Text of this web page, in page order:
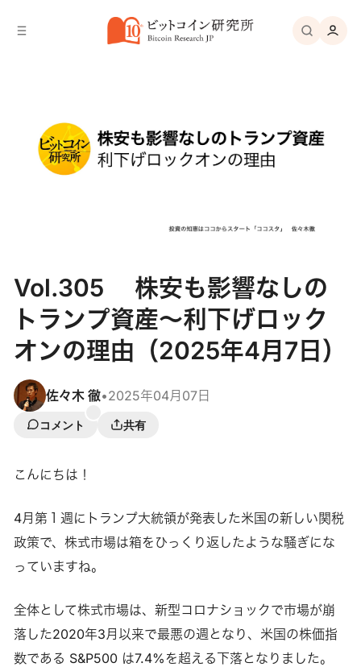
Vol.305 株安も影響なしの
トランプ資産〜利下げロック
オンの理由（2025年4月7日）
佐々木 徹•2025年04月07日
コメント 共有
こんにちは！
4月第１週にトランプ大統領が発表した米国の新しい関税
政策で、株式市場は箱をひっくり返したような騒ぎにな
っていますね。
全体として株式市場は、新型コロナショックで市場が崩
落した2020年3月以来で最悪の週となり、米国の株価指
数である S&P500 は7.4%を超える下落となりました。